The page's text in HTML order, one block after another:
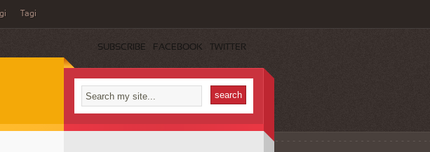
Tagi
SUBSCRIBE FACEBOOK TWITTER